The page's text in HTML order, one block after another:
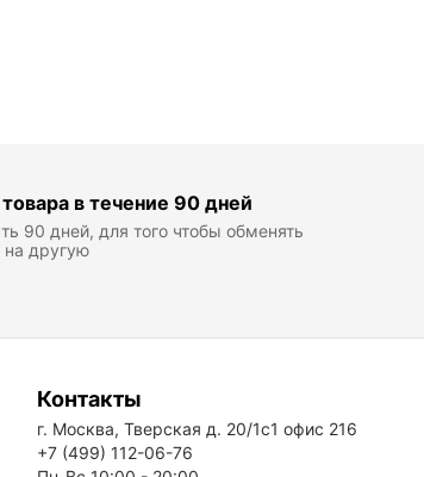
в течение 90 дней
90 дней, для того чтобы обменять
на другую
Контакты
г. Москва, Тверская д. 20/1с1 офис 216
+7 (499) 112-06-76